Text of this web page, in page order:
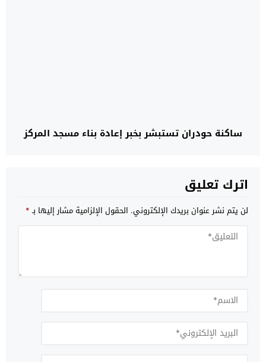
ساكنة حودران تستبشر بخبر إعادة بناء مسجد المركز
اترك تعليق
لن يتم نشر عنوان بريدك الإلكتروني. الحقول الإلزامية مشار إليها بـ*